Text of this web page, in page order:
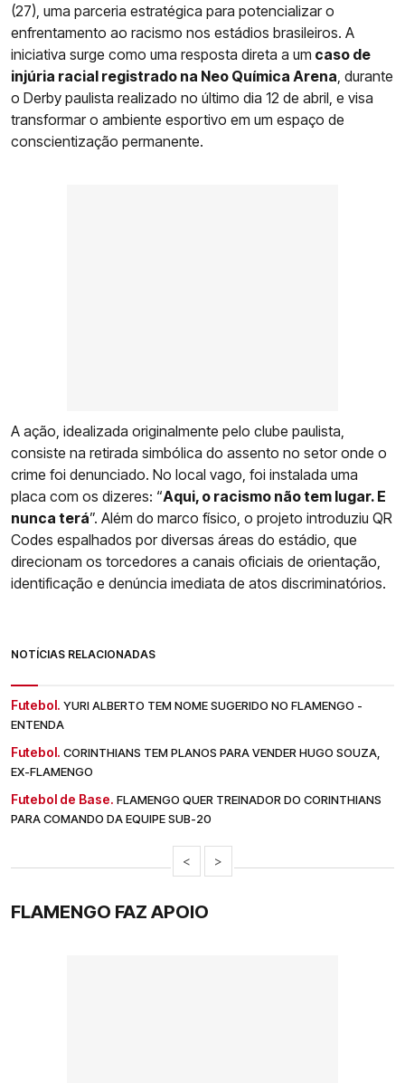
(27), uma parceria estratégica para potencializar o
enfrentamento ao racismo nos estádios brasileiros. A
iniciativa surge como uma resposta direta a um caso de
injúria racial registrado na Neo Química Arena , durante
o Derby paulista realizado no último dia 12 de abril, e visa
transformar o ambiente esportivo em um espaço de
conscientização permanente.
A ação, idealizada originalmente pelo clube paulista,
consiste na retirada simbólica do assento no setor onde o
crime foi denunciado. No local vago, foi instalada uma
placa com os dizeres: “Aqui, o racismo não tem lugar. E
nunca terá”. Além do marco físico, o projeto introduziu QR
Codes espalhados por diversas áreas do estádio, que
direcionam os torcedores a canais oficiais de orientação,
identificação e denúncia imediata de atos discriminatórios.
NOTÍCIAS RELACIONADAS
Futebol. YURI ALBERTO TEM NOME SUGERIDO NO FLAMENGO -
ENTENDA
Futebol. CORINTHIANS TEM PLANOS PARA VENDER HUGO SOUZA,
EX-FLAMENGO
Futebol de Base. FLAMENGO QUER TREINADOR DO CORINTHIANS
PARA COMANDO DA EQUIPE SUB-20
< >
FLAMENGO FAZ APOIO